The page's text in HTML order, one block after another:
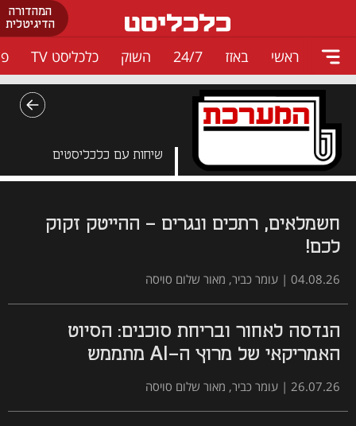
המהדורה
הדיגיטלית
ראשי באזז 24/7 השוק כלכליסט TV
שיחות עם כלכליסטים
חשמלאים, רתכים ונגרים - ההייטק זקוק
לכם!
04.08.26
| עומר כביר, מאור שלום סויסה
הנדסה לאחור ובריחת סוכנים: הסיוט
האמריקאי של מרוץ ה-AI מתממש
26.07.26
| עומר כביר, מאור שלום סויסה